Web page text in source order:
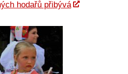
hodařů přibývá